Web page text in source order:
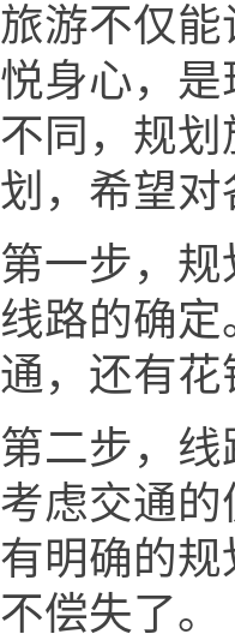
旅游不仅
悦身心，
不同，规
划，希望
第一步，
线路的确
通，还有
第二步，
考虑交通
有明确的
不偿失了。